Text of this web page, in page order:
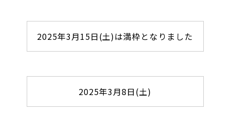
2025年3月15日(土)は満枠となりました
2025年3月8日(土)